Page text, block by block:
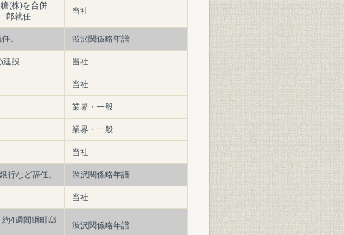
(株)を合併
郎就任
当社
。 渋沢関係略年譜
建設 当社
当社
業界・一般
業界・一般
当社
行など辞任。 渋沢関係略年譜
当社
約4週間綱町邸
渋沢関係略年譜